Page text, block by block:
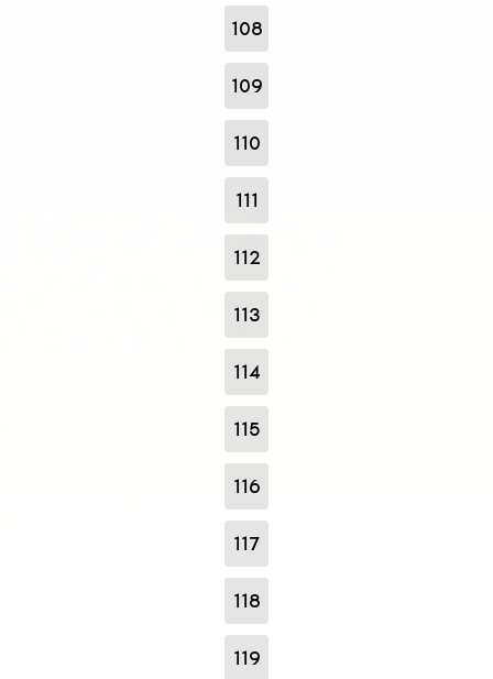
108
109
110
111
112
113
114
115
116
117
118
119